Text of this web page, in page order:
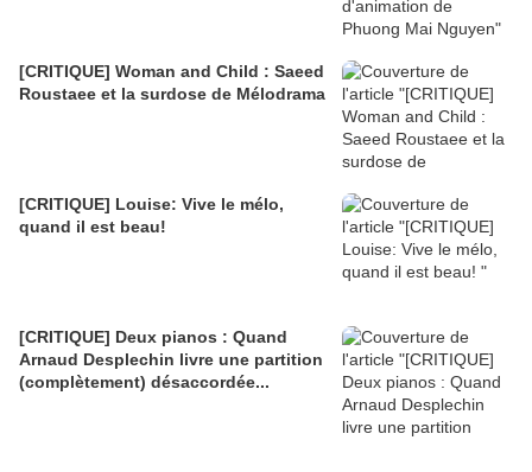
[CRITIQUE] Woman and Child : Saeed
Roustaee et la surdose de Mélodrama
[CRITIQUE] Louise: Vive le mélo,
quand il est beau!
[CRITIQUE] Deux pianos : Quand
Arnaud Desplechin livre une partition
(complètement) désaccordée...